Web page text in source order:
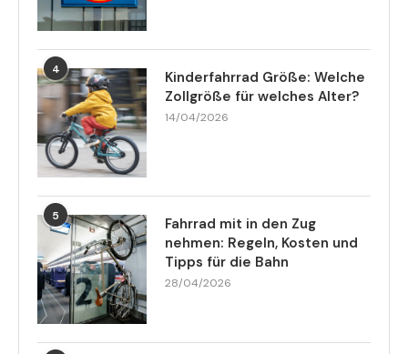
4
Kinderfahrrad Größe: Welche
Zollgröße für welches Alter?
14/04/2026
5
Fahrrad mit in den Zug
nehmen: Regeln, Kosten und
Tipps für die Bahn
28/04/2026